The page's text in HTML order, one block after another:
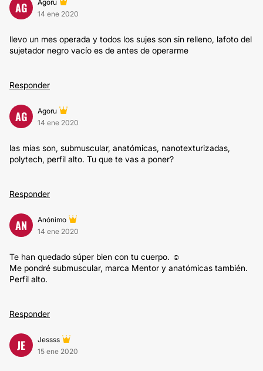
AG
Agoru
14 ene 2020
llevo un mes operada y todos los sujes son sin relleno, lafoto del
sujetador negro vacío es de antes de operarme
Responder
AG
Agoru
14 ene 2020
las mías son, submuscular, anatómicas, nanotexturizadas,
polytech, perfil alto. Tu que te vas a poner?
Responder
AN
Anónimo
14 ene 2020
Te han quedado súper bien con tu cuerpo. ☺️
Me pondré submuscular, marca Mentor y anatómicas también.
Perfil alto.
Responder
JE
Jessss
15 ene 2020